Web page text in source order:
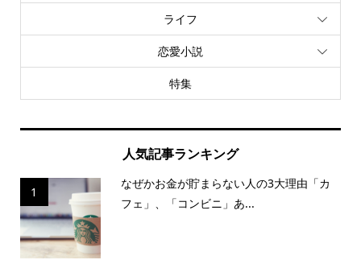
ライフ
恋愛小説
特集
人気記事ランキング
1
なぜかお金が貯まらない人の3大理由「カ
フェ」、「コンビニ」あ...